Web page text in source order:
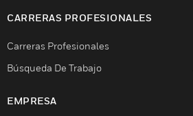
CARRERAS PROFESIONALES
Carreras Profesionales
Búsqueda De Trabajo
EMPRESA